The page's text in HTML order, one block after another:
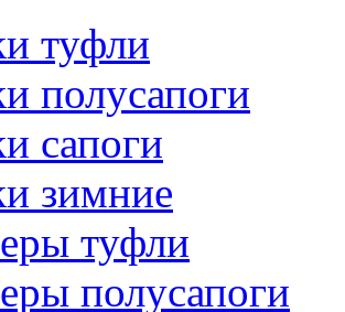
туфли
полусапоги
сапоги
зимние
туфли
полусапоги